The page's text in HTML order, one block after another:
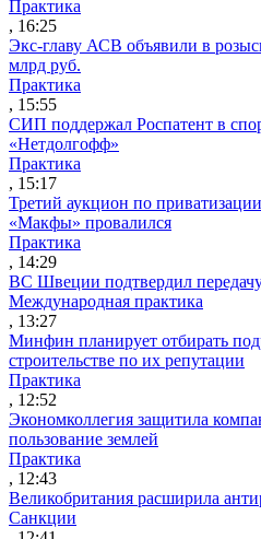
Практика
, 16:25
Экс-главу АСВ объявили в
млрд руб.
Практика
, 15:55
СИП поддержал Роспатент в
«Нетдолгофф»
Практика
, 15:17
Третий аукцион по
«Макфы» провалился
Практика
, 14:29
ВС Швеции подтвердил
Международная практика
, 13:27
Минфин планирует отбирать
строительстве по их репутации
Практика
, 12:52
Экономколлегия защитила
пользование землей
Практика
, 12:43
Великобритания расширила
Санкции